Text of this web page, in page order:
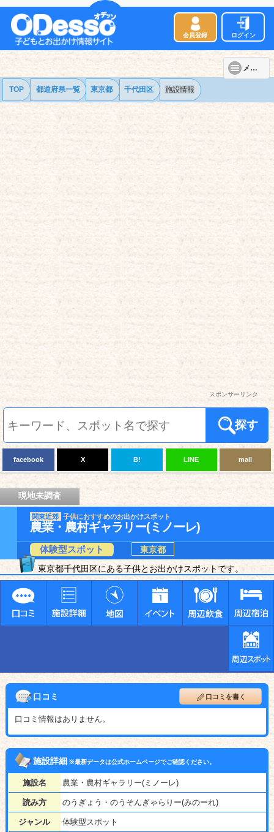
会員登録 ログイン
メニュー
TOP 都道府県一覧 東京都 千代田区 施設情報
スポンサーリンク
探す
facebook X B! LINE mail
現地未調査
関東近郊 子供におすすめのお出かけスポット
農業・農村ギャラリー(ミノーレ)
体験型スポット
東京都
東京都千代田区にある子供とお出かけスポットです。
口コミ 口コミを書く
口コミ情報はありません。
施設詳細※最新データは公式ホームページでご確認ください。
施設名 農業・農村ギャラリー(ミノーレ)
読み方 のうぎょう・のうそんぎゃらりー(みのーれ)
ジャンル 体験型スポット